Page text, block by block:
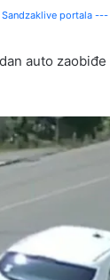
portala ---
auto